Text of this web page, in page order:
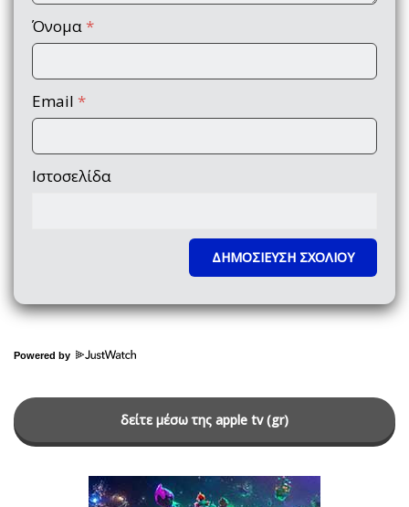
Όνομα *
Email *
Ιστοσελίδα
Powered by
δείτε μέσω της apple tv (gr)